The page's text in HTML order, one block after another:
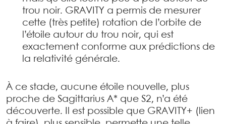
trou noir. GRAVITY a permis de mesurer
cette (très petite) rotation de l’orbite de
l’étoile autour du trou noir, qui est
exactement conforme aux prédictions de
la relativité générale.
À ce stade, aucune étoile nouvelle, plus
proche de Sagittarius A* que S2, n’a été
découverte. Il est possible que GRAVITY+ (lien